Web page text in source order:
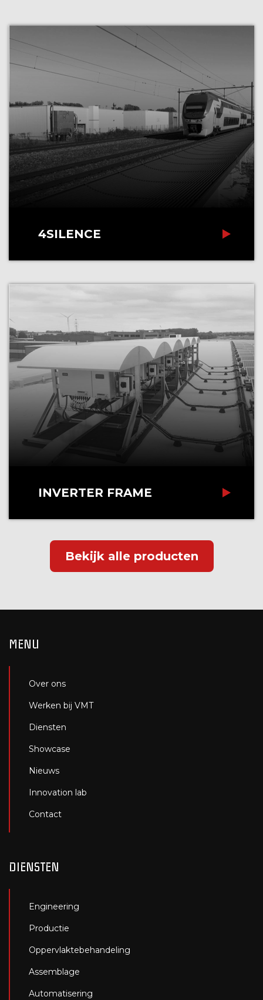
4SILENCE
INVERTER FRAME
Bekijk alle producten
MENU
Over ons
Werken bij VMT
Diensten
Showcase
Nieuws
Innovation lab
Contact
DIENSTEN
Engineering
Productie
Oppervlaktebehandeling
Assemblage
Automatisering